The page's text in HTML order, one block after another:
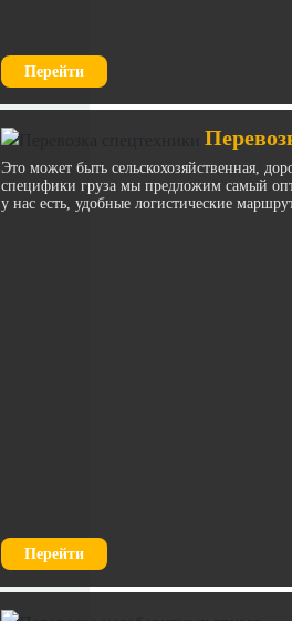
Перейти
Это может быть сельскохозяйственная,
специфики груза мы предложим самый
у нас есть, удобные логистические
Перейти